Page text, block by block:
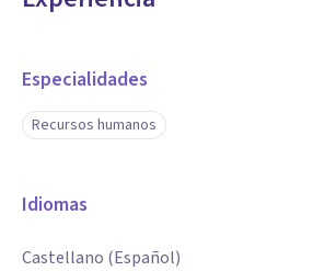
Especialidades
Recursos humanos
Idiomas
Castellano (Español)